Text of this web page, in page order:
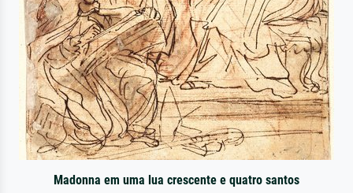
Madonna em uma lua crescente e quatro santos